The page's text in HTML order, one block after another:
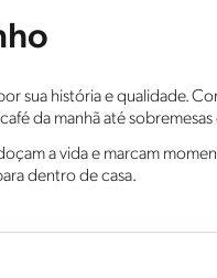
sua história e qualidade.
da manhã até
a vida e marcam
dentro de casa.